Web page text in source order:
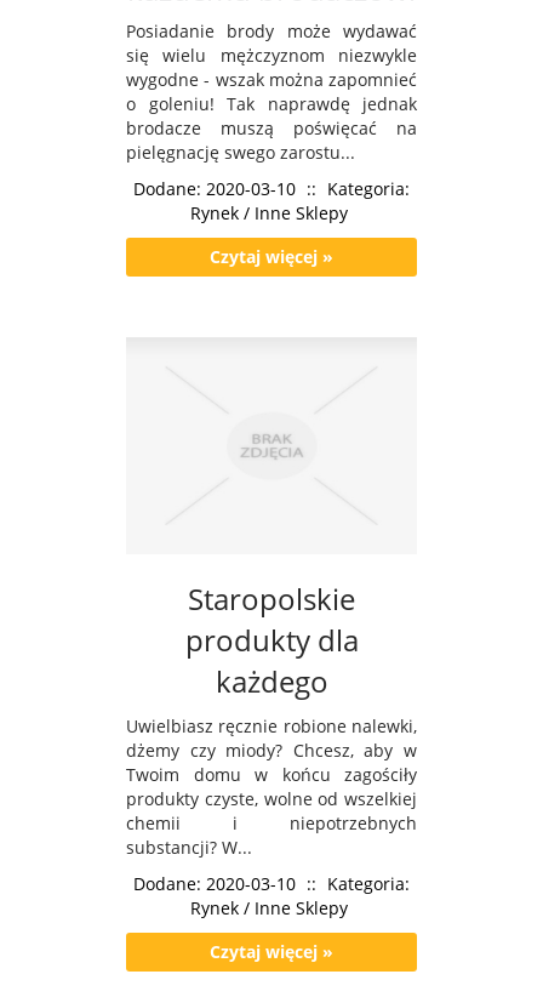
Posiadanie brody może wydawać
się wielu mężczyznom niezwykle
wygodne - wszak można zapomnieć
o goleniu! Tak naprawdę jednak
brodacze muszą poświęcać na
pielęgnację swego zarostu...
Dodane: 2020-03-10 :: Kategoria:
Rynek / Inne Sklepy
Czytaj więcej »
Staropolskie
produkty dla
każdego
Uwielbiasz ręcznie robione nalewki,
dżemy czy miody? Chcesz, aby w
Twoim domu w końcu zagościły
produkty czyste, wolne od wszelkiej
chemii i niepotrzebnych
substancji? W...
Dodane: 2020-03-10 :: Kategoria:
Rynek / Inne Sklepy
Czytaj więcej »